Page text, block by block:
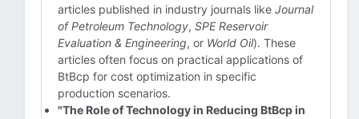
articles published in industry journals like Journal
of Petroleum Technology, SPE Reservoir
Evaluation & Engineering, or World Oil). These
articles often focus on practical applications of
BtBcp for cost optimization in specific
production scenarios.
"The Role of Technology in Reducing BtBcp in